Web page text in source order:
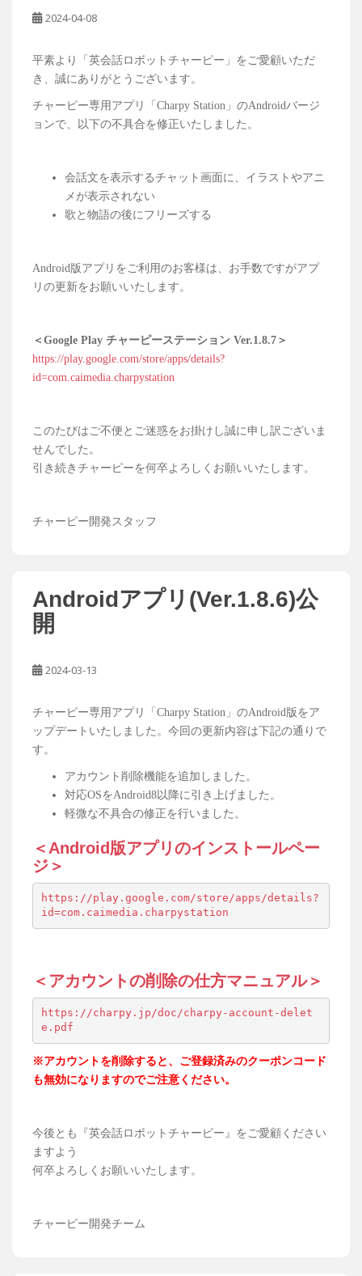
2024-04-08
平素より「英会話ロボットチャーピー」をご愛顧いただ
き、誠にありがとうございます。
チャーピー専用アプリ「Charpy Station」のAndroidバージ
ョンで、以下の不具合を修正いたしました。
会話文を表示するチャット画面に、イラストやアニ
メが表示されない
歌と物語の後にフリーズする
Android版アプリをご利用のお客様は、お手数ですがアプ
リの更新をお願いいたします。
＜Google Play チャーピーステーション Ver.1.8.7＞
https://play.google.com/store/apps/details?
id=com.caimedia.charpystation
このたびはご不便とご迷惑をお掛けし誠に申し訳ございま
せんでした。
引き続きチャーピーを何卒よろしくお願いいたします。
チャーピー開発スタッフ
Androidアプリ(Ver.1.8.6)公
開
2024-03-13
チャーピー専用アプリ「Charpy Station」のAndroid版をア
ップデートいたしました。今回の更新内容は下記の通りで
す。
アカウント削除機能を追加しました。
対応OSをAndroid8以降に引き上げました。
軽微な不具合の修正を行いました。
＜Android版アプリのインストールペー
ジ＞
https://play.google.com/store/apps/details?
id=com.caimedia.charpystation
＜アカウントの削除の仕方マニュアル＞
https://charpy.jp/doc/charpy-account-delet
e.pdf
※アカウントを削除すると、ご登録済みのクーポンコード
も無効になりますのでご注意ください。
今後とも『英会話ロボットチャーピー』をご愛顧ください
ますよう
何卒よろしくお願いいたします。
チャーピー開発チーム